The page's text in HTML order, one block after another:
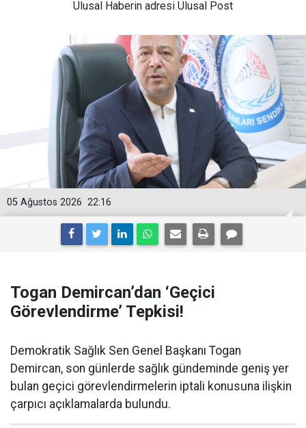
Ulusal Haberin adresi Ulusal Post
22:16
05 Ağustos 2026
Togan Demircan’dan ‘Geçici
Görevlendirme’ Tepkisi!
Demokratik Sağlık Sen Genel Başkanı Togan
Demircan, son günlerde sağlık gündeminde geniş yer
bulan geçici görevlendirmelerin iptali konusuna ilişkin
çarpıcı açıklamalarda bulundu.